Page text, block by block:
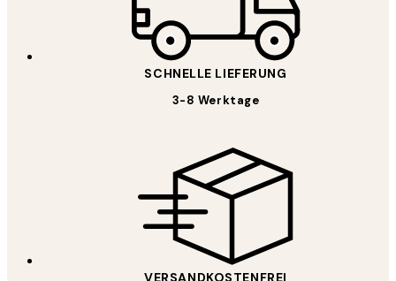
SCHNELLE LIEFERUNG
3-8 Werktage
VERSANDKOSTENFREI